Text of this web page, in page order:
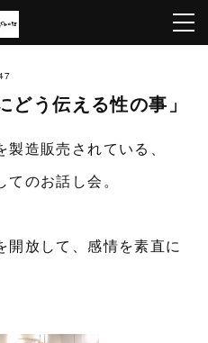
う伝える性の事」
造販売されている、
のお話し会。
開放して、感情を素直に